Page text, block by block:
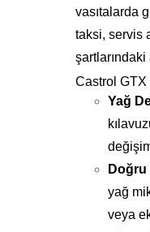
vasıtalarda
taksi, servis
Castrol GTX
Yağ
Doğru
yağ
veya